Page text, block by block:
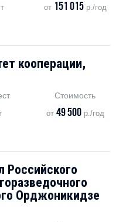
от 151 015р./год
кооперации,
Стоимость
от 49 500р./год
Российского
Орджоникидзе